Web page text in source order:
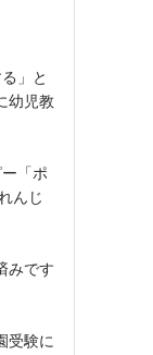
」と
幼児教
「ポ
んじ
みです
受験に